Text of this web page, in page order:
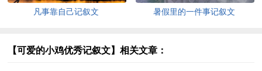
凡事靠自己记叙文 暑假里的一件事记叙文
【可爱的小鸡优秀记叙文】相关文章：